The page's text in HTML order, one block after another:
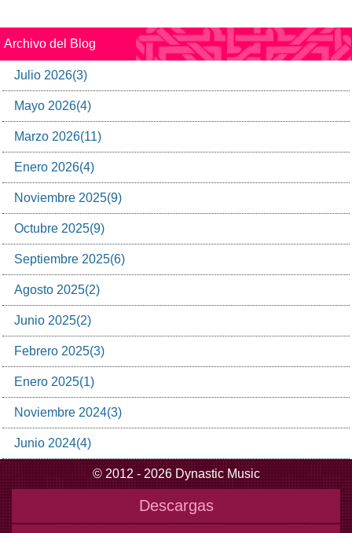
Archivo del Blog
Julio 2026(3)
Mayo 2026(4)
Marzo 2026(11)
Enero 2026(4)
Noviembre 2025(9)
Octubre 2025(9)
Septiembre 2025(6)
Agosto 2025(2)
Junio 2025(2)
Febrero 2025(3)
Enero 2025(1)
Noviembre 2024(3)
Junio 2024(4)
© 2012 - 2026 Dynastic Music
Descargas